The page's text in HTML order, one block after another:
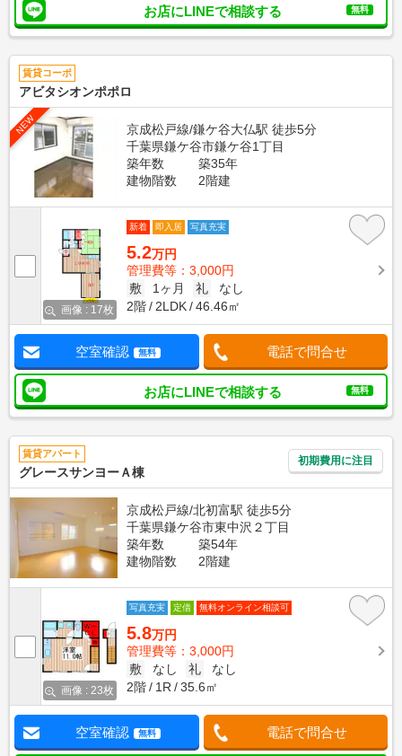
お店にLINEで相談する 無料
賃貸コーポ
アビタシオンポポロ
NEW
京成松戸線/鎌ケ谷大仏駅 徒歩5分
千葉県鎌ケ谷市鎌ケ谷1丁目
築年数
築35年
建物階数
2階建
画像 : 17枚
新着 即入居 写真充実
5.2万円
管理費等：3,000円
敷
1ヶ月 礼
なし
2階
2LDK 46.46㎡
空室確認 無料 電話で問合せ
お店にLINEで相談する 無料
賃貸アパート
グレースサンヨーＡ棟
初期費用に注目
京成松戸線/北初富駅 徒歩5分
千葉県鎌ケ谷市東中沢２丁目
築年数
築54年
建物階数
2階建
画像 : 23枚
写真充実 定借 無料オンライン相談可
5.8万円
管理費等：3,000円
敷
なし 礼
なし
2階
1R 35.6㎡
空室確認 無料 電話で問合せ